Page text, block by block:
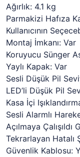
Ağırlık: 4.1 kg
Parmakizi Hafıza
Kullanıcının
Montaj İmkanı: Var
Koruyucu Sünger
Yaylı Kapak: Var
Sesli Düşük Pil
LED’li Düşük Pil
Kasa İçi
Sesli Alarmlı
Açılmaya Çalışıldı
Tekrarlayan Hatalı
Güvenlik Kablosu: